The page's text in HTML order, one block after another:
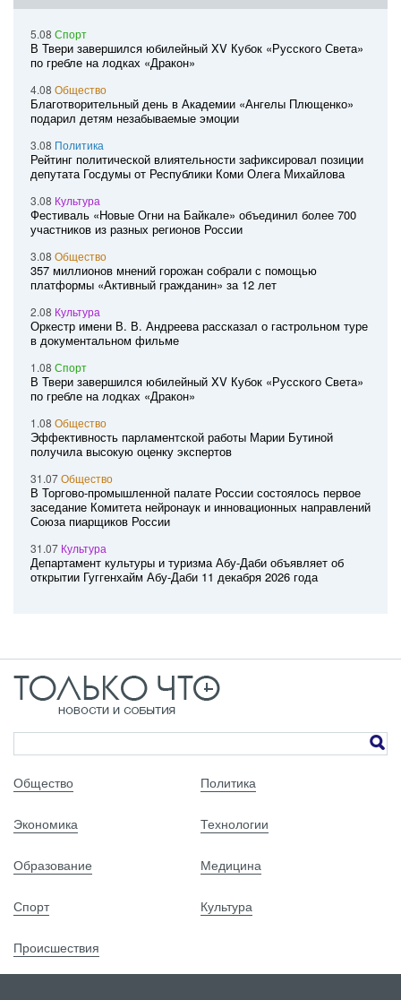
5.08 Спорт
В Твери завершился юбилейный XV Кубок «Русского Света»
по гребле на лодках «Дракон»
4.08 Общество
Благотворительный день в Академии «Ангелы Плющенко»
подарил детям незабываемые эмоции
3.08 Политика
Рейтинг политической влиятельности зафиксировал позиции
депутата Госдумы от Республики Коми Олега Михайлова
3.08 Культура
Фестиваль «Новые Огни на Байкале» объединил более 700
участников из разных регионов России
3.08 Общество
357 миллионов мнений горожан собрали с помощью
платформы «Активный гражданин» за 12 лет
2.08 Культура
Оркестр имени В. В. Андреева рассказал о гастрольном туре
в документальном фильме
1.08 Спорт
В Твери завершился юбилейный XV Кубок «Русского Света»
по гребле на лодках «Дракон»
1.08 Общество
Эффективность парламентской работы Марии Бутиной
получила высокую оценку экспертов
31.07Общество
В Торгово-промышленной палате России состоялось первое
заседание Комитета нейронаук и инновационных направлений
Союза пиарщиков России
31.07 Культура
Департамент культуры и туризма Абу-Даби объявляет об
открытии Гуггенхайм Абу-Даби 11 декабря 2026 года
Общество Политика
Экономика Технологии
Образование Медицина
Спорт Культура
Происшествия